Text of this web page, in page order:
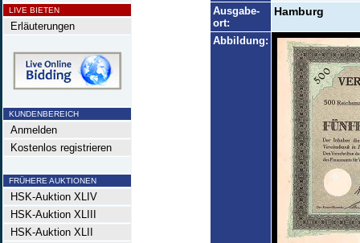
LIVE BIETEN
Erläuterungen
KUNDENBEREICH
Anmelden
Kostenlos registrieren
FRÜHERE AUKTIONEN
HSK-Auktion XLIV
HSK-Auktion XLIII
HSK-Auktion XLII
Ausgabe-
ort:
Hamburg
Abbildung: